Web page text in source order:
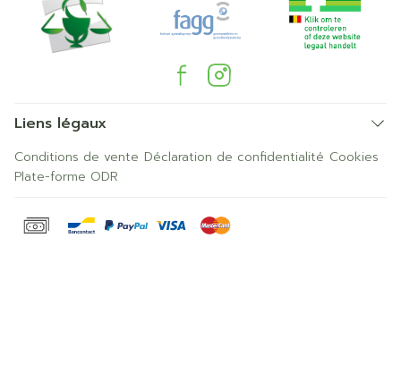
Liens légaux
Conditions de vente Déclaration de confidentialité Cookies
Plate-forme ODR